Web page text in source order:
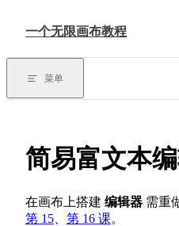
一个无限画布教程
菜单
简易富文本
在画布上搭建 编辑器 需重
第 15
第 16 课。